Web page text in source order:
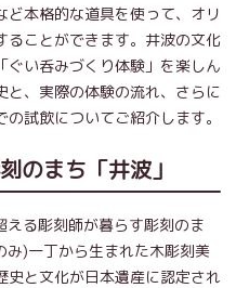
本格的な道具を使って、オリ
ることができます。井波の文化
ぐい呑みづくり体験」を楽しん
と、実際の体験の流れ、さらに
試飲についてご紹介します。
のまち「井波」
る彫刻師が暮らす彫刻のま
)一丁から生まれた木彫刻美
と文化が日本遺産に認定され